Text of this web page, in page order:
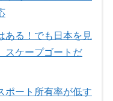
ある！でも日本を見
スケープゴートだ
ポート所有率が低す